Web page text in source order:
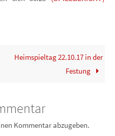
Heimspieltag 22.10.17 in der
Festung
Kommentar abzugeben.